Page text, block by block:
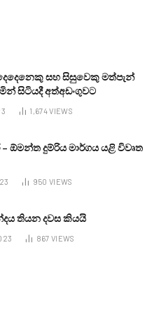
සහ සිසුවෙකු මත්පැන්
සිටියදී අත්අඩංගුවට
1,674VIEWS
– ඕමන්ත දුම්රිය මාර්ගය යළි විවෘත
950 VIEWS
තියන දවස කියයි
867 VIEWS